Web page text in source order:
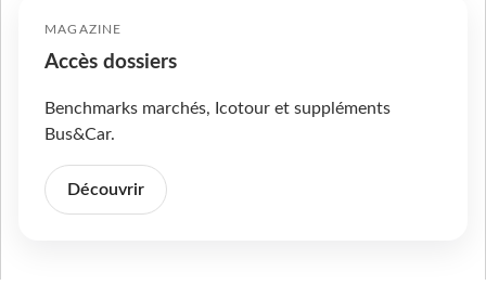
MAGAZINE
Accès dossiers
Benchmarks marchés, Icotour et suppléments
Bus&Car.
Découvrir